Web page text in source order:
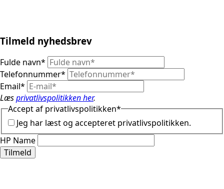
Tilmeld nyhedsbrev
Fulde navn*
Telefonnummer*
Email*
Læsprivatlivspolitikken her.
Accept af privatlivspolitikken*
Jeg har læst og accepteret privatlivspolitikken.
HP Name
Tilmeld